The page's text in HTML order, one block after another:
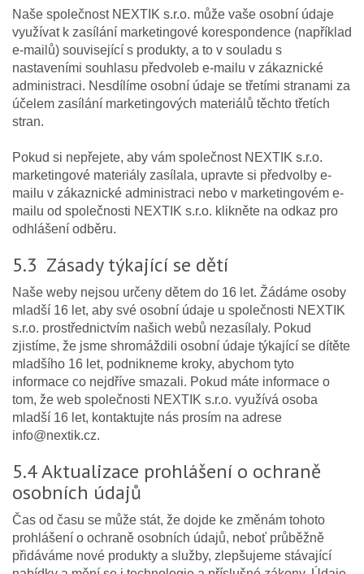
Naše společnost NEXTIK s.r.o. může vaše osobní údaje
využívat k zasílání marketingové korespondence (například
e-mailů) související s produkty, a to v souladu s
nastaveními souhlasu předvoleb e-mailu v zákaznické
administraci. Nesdílíme osobní údaje se třetími stranami za
účelem zasílání marketingových materiálů těchto třetích
stran.
Pokud si nepřejete, aby vám společnost NEXTIK s.r.o.
marketingové materiály zasílala, upravte si předvolby e-
mailu v zákaznické administraci nebo v marketingovém e-
mailu od společnosti NEXTIK s.r.o. klikněte na odkaz pro
odhlášení odběru.
5.3 Zásady týkající se dětí
Naše weby nejsou určeny dětem do 16 let. Žádáme osoby
mladší 16 let, aby své osobní údaje u společnosti NEXTIK
s.r.o. prostřednictvím našich webů nezasílaly. Pokud
zjistíme, že jsme shromáždili osobní údaje týkající se dítěte
mladšího 16 let, podnikneme kroky, abychom tyto
informace co nejdříve smazali. Pokud máte informace o
tom, že web společnosti NEXTIK s.r.o. využívá osoba
mladší 16 let, kontaktujte nás prosím na adrese
info@nextik.cz.
5.4 Aktualizace prohlášení o ochraně
osobních údajů
Čas od času se může stát, že dojde ke změnám tohoto
prohlášení o ochraně osobních údajů, neboť průběžně
přidáváme nové produkty a služby, zlepšujeme stávající